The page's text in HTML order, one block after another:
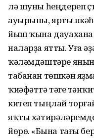
лә шуны һеңдереп
ауырыны, ярты
йыш ҡына
наларҙа ятты. Уға
ҡәләмдәштәре
табанан төшкән
ҡиәфәттә тәүге
китеп тыңлай
яҡты
йөрөү. «Бына тағы